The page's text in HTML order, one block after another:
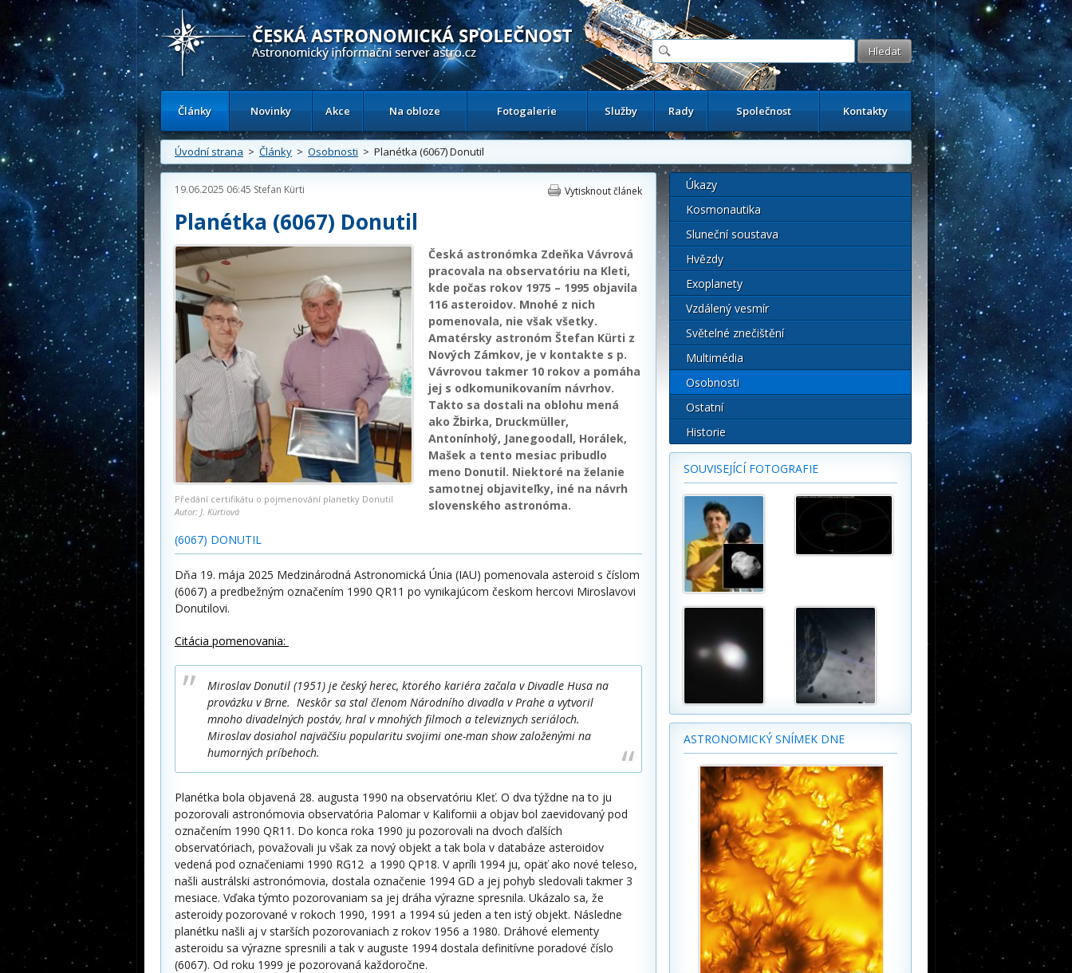
Česká astronomická společnost - Informační astronomický server
Články Novinky Akce Na obloze Fotogalerie Služby Rady Společnost Kontakty
Úvodní strana > Články > Osobnosti > Planétka (6067) Donutil
19.06.2025 06:45 Stefan Kürti Vytisknout článek
Planétka (6067) Donutil
Předání certifikátu o pojmenování planetky Donutil
Autor: J. Kürtiová
Česká astronómka Zdeňka Vávrová
pracovala na observatóriu na Kleti,
kde počas rokov 1975 – 1995 objavila
116 asteroidov. Mnohé z nich
pomenovala, nie však všetky.
Amatérsky astronóm Štefan Kürti z
Nových Zámkov, je v kontakte s p.
Vávrovou takmer 10 rokov a pomáha
jej s odkomunikovaním návrhov.
Takto sa dostali na oblohu mená
ako Žbirka, Druckmüller,
Antonínholý, Janegoodall, Horálek,
Mašek a tento mesiac pribudlo
meno Donutil. Niektoré na želanie
samotnej objaviteľky, iné na návrh
slovenského astronóma.
(6067) DONUTIL
Dňa 19. mája 2025 Medzinárodná Astronomická Únia (IAU) pomenovala asteroid s číslom
(6067) a predbežným označením 1990 QR11 po vynikajúcom českom hercovi Miroslavovi
Donutilovi.
Citácia pomenovania:
Miroslav Donutil (1951) je český herec, ktorého kariéra začala v Divadle Husa na
provázku v Brne. Neskôr sa stal členom Národního divadla v Prahe a vytvoril
mnoho divadelných postáv, hral v mnohých filmoch a televiznych seriáloch.
Miroslav dosiahol najväčšiu popularitu svojimi one-man show založenými na
humorných príbehoch.
Planétka bola objavená 28. augusta 1990 na observatóriu Kleť. O dva týždne na to ju
pozorovali astronómovia observatória Palomar v Kalifornii a objav bol zaevidovaný pod
označením 1990 QR11. Do konca roka 1990 ju pozorovali na dvoch ďalších
observatóriach, považovali ju však za nový objekt a tak bola v databáze asteroidov
vedená pod označeniami 1990 RG12 a 1990 QP18. V apríli 1994 ju, opäť ako nové teleso,
našli austrálski astronómovia, dostala označenie 1994 GD a jej pohyb sledovali takmer 3
mesiace. Vďaka týmto pozorovaniam sa jej dráha výrazne spresnila. Ukázalo sa, že
asteroidy pozorované v rokoch 1990, 1991 a 1994 sú jeden a ten istý objekt. Následne
planétku našli aj v starších pozorovaniach z rokov 1956 a 1980. Dráhové elementy
asteroidu sa výrazne spresnili a tak v auguste 1994 dostala definitívne poradové číslo
(6067). Od roku 1999 je pozorovaná každoročne.
Úkazy
Kosmonautika
Sluneční soustava
Hvězdy
Exoplanety
Vzdálený vesmír
Světelné znečištění
Multimédia
Osobnosti
Ostatní
Historie
SOUVISEJÍCÍ FOTOGRAFIE
ASTRONOMICKÝ SNÍMEK DNE